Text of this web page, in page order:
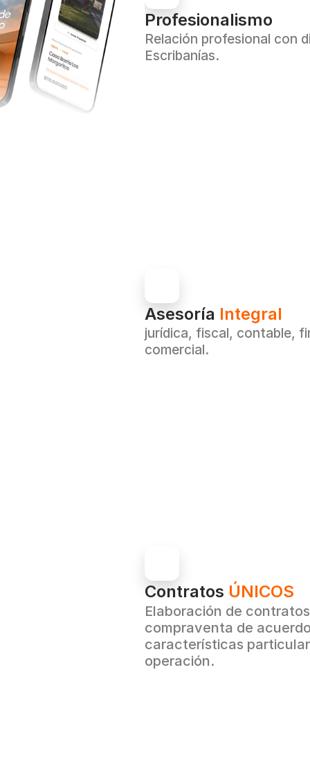
Profesionalismo
Relación profesional con
Escribanías.
Asesoría Integral
jurídica, fiscal, contable,
comercial.
Contratos ÚNICOS
Elaboración de
compraventa de
características
operación.